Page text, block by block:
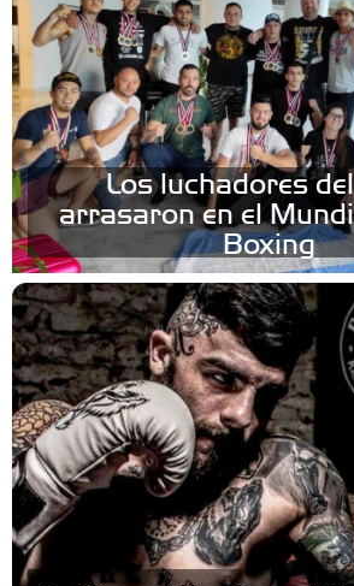
Los luchadores
arrasaron en el
Boxing